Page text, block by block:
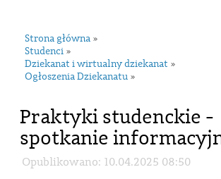
Strona główna »
Studenci »
Dziekanat i wirtualny dziekanat »
Ogłoszenia Dziekanatu »
Praktyki studenckie -
spotkanie
Opublikowano: 10.04.2025 08:50